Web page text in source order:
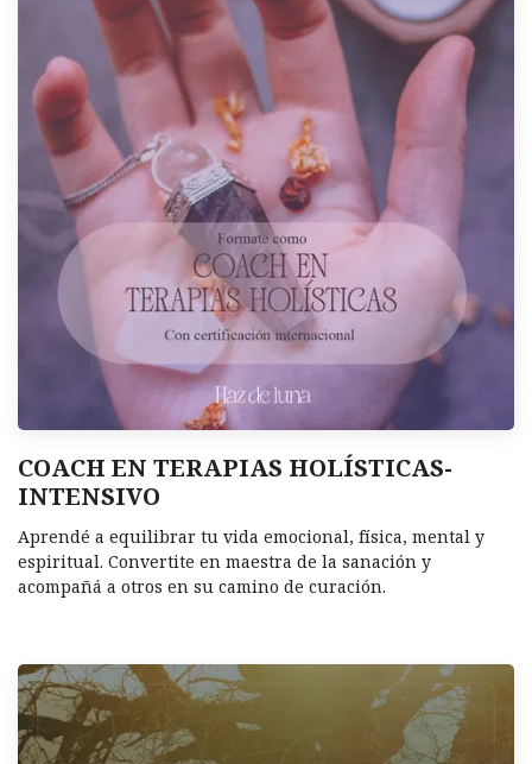
COACH EN TERAPIAS HOLÍSTICAS-
INTENSIVO
Aprendé a equilibrar tu vida emocional, física, mental y
espiritual. Convertite en maestra de la sanación y
acompañá a otros en su camino de curación.